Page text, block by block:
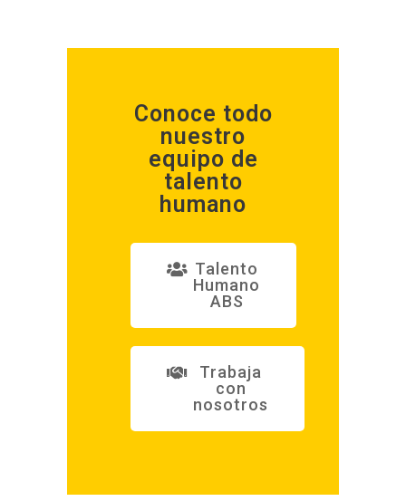
Conoce todo
nuestro
equipo de
talento
humano
Talento
Humano
ABS
Trabaja
con
nosotros